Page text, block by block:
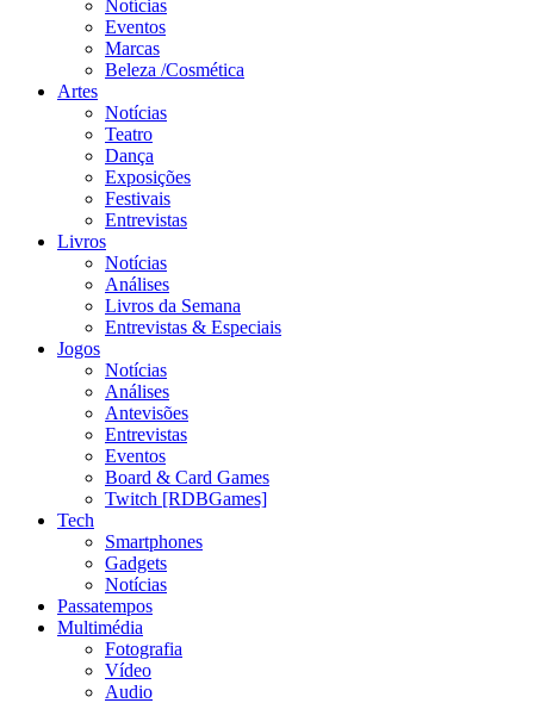
Notícias
Eventos
Marcas
Beleza /Cosmética
Artes
Notícias
Teatro
Dança
Exposições
Festivais
Entrevistas
Livros
Notícias
Análises
Livros da Semana
Entrevistas & Especiais
Jogos
Notícias
Análises
Antevisões
Entrevistas
Eventos
Board & Card Games
Twitch [RDBGames]
Tech
Smartphones
Gadgets
Notícias
Passatempos
Multimédia
Fotografia
Vídeo
Audio